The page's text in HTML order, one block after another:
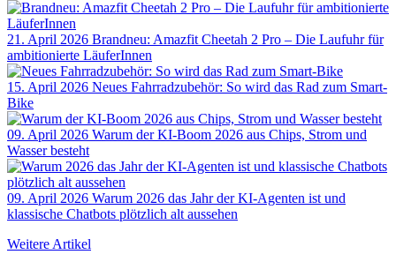
21. April 2026 Brandneu: Amazfit Cheetah 2 Pro – Die Laufuhr für
ambitionierte LäuferInnen
15. April 2026 Neues Fahrradzubehör: So wird das Rad zum Smart-
Bike
09. April 2026 Warum der KI-Boom 2026 aus Chips, Strom und
Wasser besteht
09. April 2026 Warum 2026 das Jahr der KI-Agenten ist und
klassische Chatbots plötzlich alt aussehen
Weitere Artikel